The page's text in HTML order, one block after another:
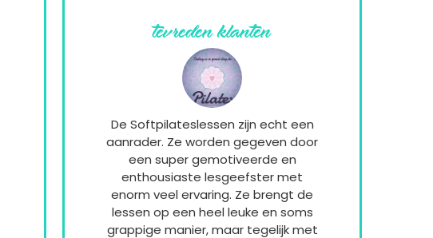
tevreden klanten
De Softpilateslessen zijn echt een
aanrader. Ze worden gegeven door
een super gemotiveerde en
enthousiaste lesgeefster met
enorm veel ervaring. Ze brengt de
lessen op een heel leuke en soms
grappige manier, maar tegelijk met